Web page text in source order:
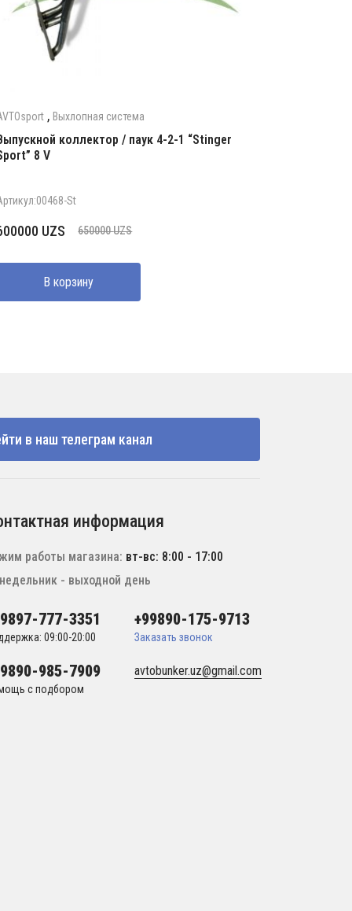
, Выхлопная система
коллектор / паук 4-2-1 “Stinger
8 V
St
650000UZS
650000 UZS.
UZS
UZS.
В корзину
в наш телеграм канал
информация
работы магазина: вт-вс: 8:00 - 17:00
- выходной день
777-3351
09:00-20:00
+99890-175-9713
Заказать звонок
985-7909
с подбором
avtobunker.uz@gmail.com